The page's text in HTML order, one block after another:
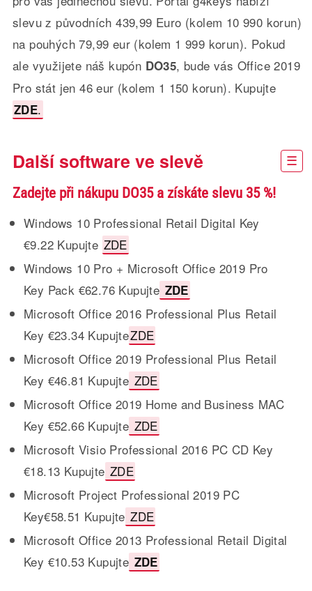
slevu z původních 439,99 Euro (kolem 10 990 korun)
na pouhých 79,99 eur (kolem 1 999 korun). Pokud
ale využijete náš kupón DO35, bude vás Office 2019
Pro stát jen 46 eur (kolem 1 150 korun). Kupujte
ZDE.
Další software ve slevě
Zadejte při nákupu DO35 a získáte slevu 35 %!
Windows 10 Professional Retail Digital Key
€9.22 Kupujte ZDE
Windows 10 Pro + Microsoft Office 2019 Pro
Key Pack €62.76 Kupujte ZDE
Microsoft Office 2016 Professional Plus Retail
Key €23.34 KupujteZDE
Microsoft Office 2019 Professional Plus Retail
Key €46.81 Kupujte ZDE
Microsoft Office 2019 Home and Business MAC
Key €52.66 Kupujte ZDE
Microsoft Visio Professional 2016 PC CD Key
€18.13 Kupujte ZDE
Microsoft Project Professional 2019 PC
Key€58.51 Kupujte ZDE
Microsoft Office 2013 Professional Retail Digital
Key €10.53 Kupujte ZDE